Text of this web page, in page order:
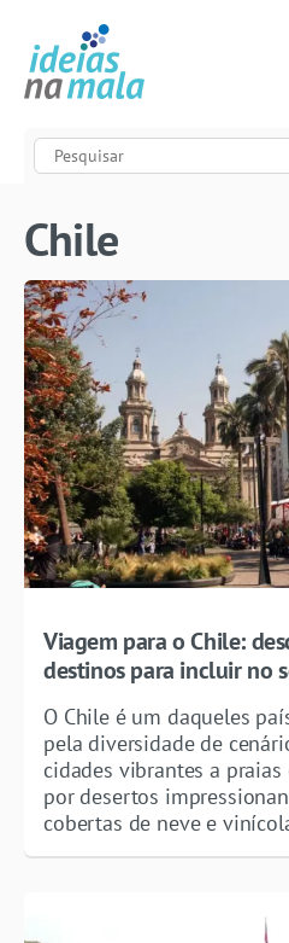
Chile
Viagem para o Chile:
destinos para incluir no
O Chile é um daqueles
pela diversidade de
cidades vibrantes a praias
por desertos
cobertas de neve e